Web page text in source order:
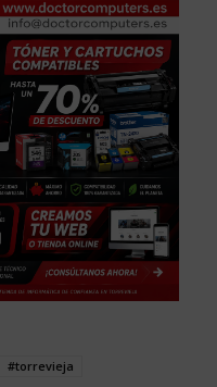
#torrevieja